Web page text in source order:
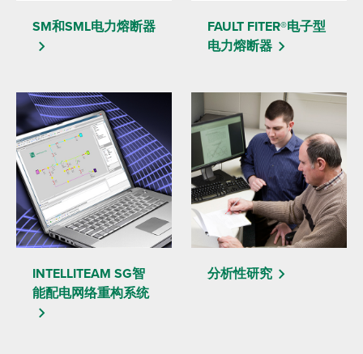
SM和SML电力熔断器
FAULT FITER®电子型
电力熔断器
INTELLITEAM SG智
能配电网络重构系统
分析性研究